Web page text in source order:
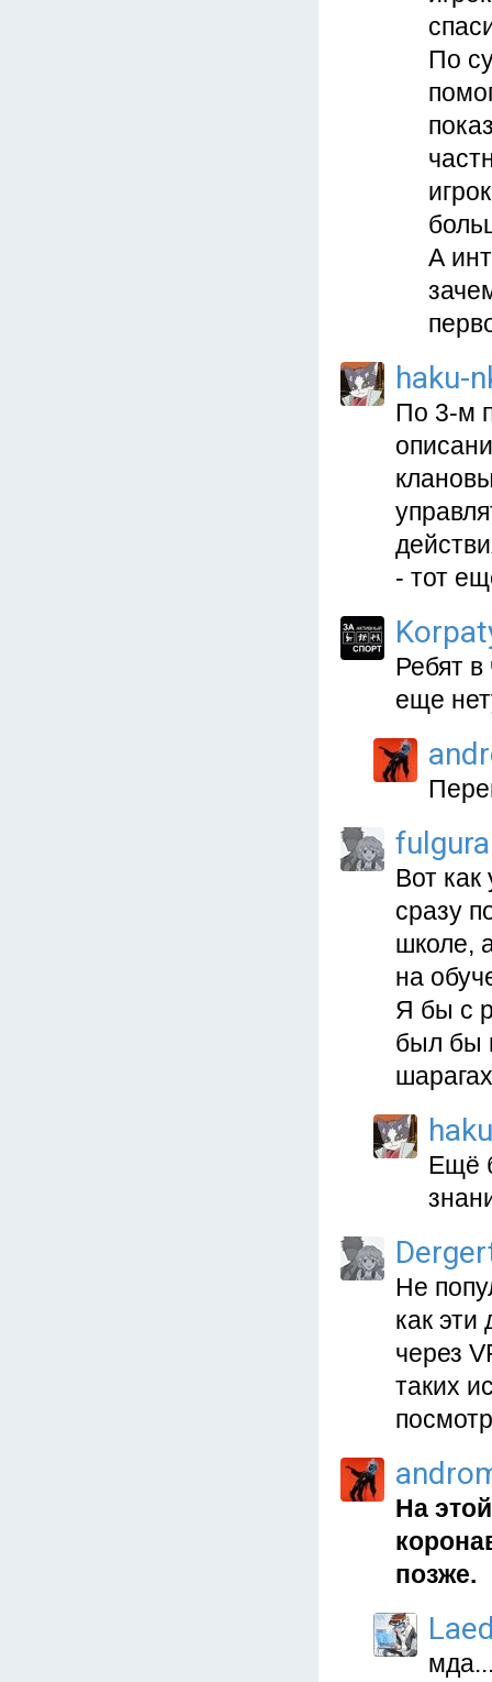
По
А
haku-
По 3-м
- тот
Ребят
еще
Вот
сразу
школе,
на
Я бы с
был бы
Ещё
Не
как
через
таких
На
позже.